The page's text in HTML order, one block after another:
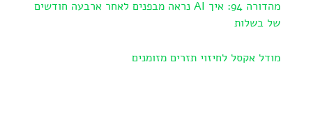
מהדורה 94: איך AI נראה מבפנים לאחר ארבעה חודשים
של בשלות
מודל אקסל לחיזוי תזרים מזומנים